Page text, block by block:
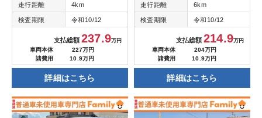
走行距離 4km
検査期限 令和10/12
支払総額237.9万円
車両本体
227万円
諸費用
10.9万円
詳細はこちら
走行距離 6km
検査期限 令和10/12
支払総額214.9万円
車両本体
204万円
諸費用
10.9万円
詳細はこちら